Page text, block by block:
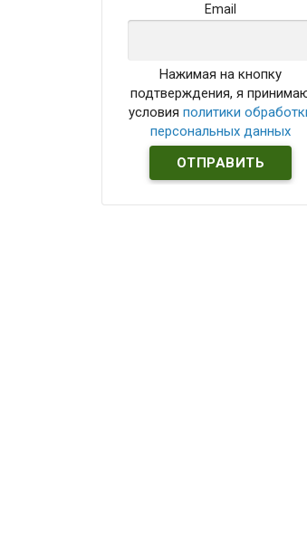
Email
Нажимая на кнопку
подтверждения, я
условияполитики
персональных данных